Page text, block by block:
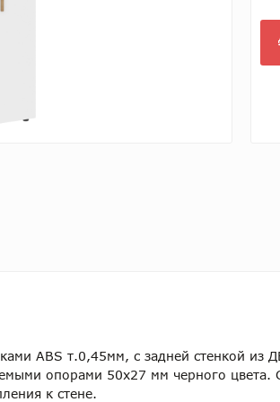
ABS т.0,45мм, с задней стенкой из
опорами 50х27 мм черного цвета.
к стене.